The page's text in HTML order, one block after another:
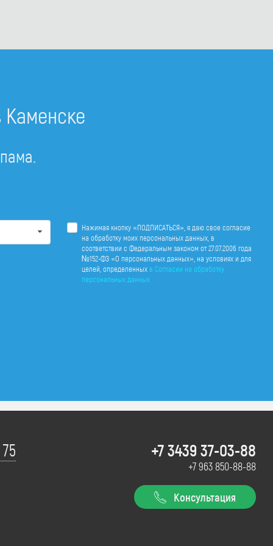
Нажимая кнопку «ПОДПИСАТЬСЯ», я даю свое согласие
на обработку моих персональных данных, в
соответствии с Федеральным законом от 27.07.2006 года
№152-ФЗ «О персональных данных», на условиях и для
целей, определенных в Согласии на обработку
персональных данных
+7 3439 37-03-88
+7 963 850-88-88
Консультация